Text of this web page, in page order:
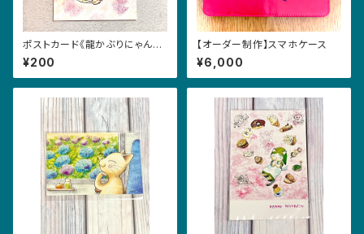
ポストカード《龍かぶりにゃんこ・
思案中》
¥200
【オーダー制作】スマホケース
¥6,000